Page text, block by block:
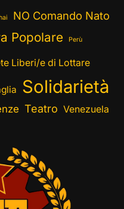
NO Comando Nato
Popolare Perù
Liberi/e di Lottare
Solidarietà
Teatro Venezuela